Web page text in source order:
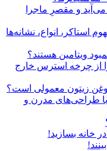
و مقصرِ ماجرا
استاکر، انواع، نشانه‌ها
ویتامین هستند؟
از چرخه استرس خارج
روغن زیتون معمولی است؟
با طراحی‌های مدرن و
خانه بسازید!